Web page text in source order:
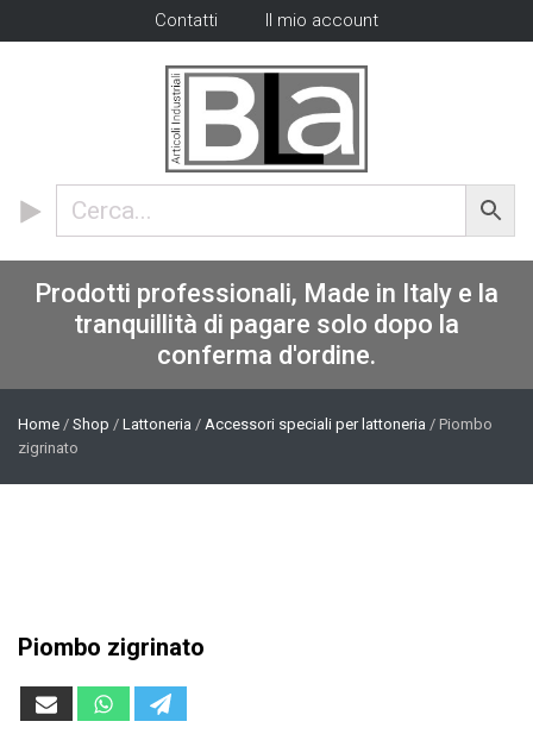
Contatti Il mio account
Prodotti professionali, Made in Italy e la
tranquillità di pagare solo dopo la
conferma d'ordine.
Home / Shop / Lattoneria / Accessori speciali per lattoneria / Piombo
zigrinato
Piombo zigrinato